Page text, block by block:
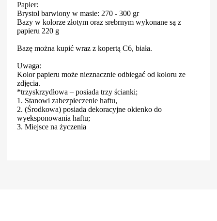
Papier:
Brystol barwiony w masie: 270 - 300 gr
Bazy w kolorze złotym oraz srebrnym wykonane są z
papieru 220 g
Bazę można kupić wraz z kopertą C6, biała.
Uwaga:
Kolor papieru może nieznacznie odbiegać od koloru ze
zdjęcia.
*trzyskrzydłowa – posiada trzy ścianki;
1. Stanowi zabezpieczenie haftu,
2. (Środkowa) posiada dekoracyjne okienko do
wyeksponowania haftu;
3. Miejsce na życzenia